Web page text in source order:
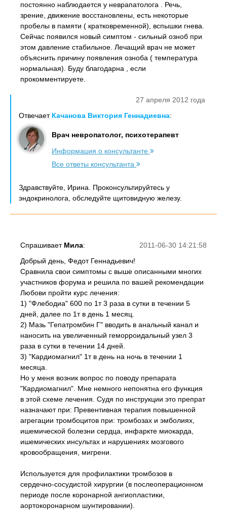
постоянно наблюдается у неврапатолога . Речь,
зрение, движение восстановлены, есть некоторые
пробелы в памяти ( кратковременной), вспышки гнева.
Сейчас появился новый симптом - сильный озноб при
этом давление стабильное. Лечащий врач не может
объяснить причину появления озноба ( температура
нормальная). Буду благодарна , если
прокомментируете.
27 апреля 2012 года
Отвечает Качанова Виктория Геннадиевна:
Врач невропатолог, психотерапевт
Информация о консультанте
Все ответы консультанта
Здравствуйте, Ирина. Проконсультируйтесь у
эндокринолога, обследуйте щитовидную железу.
2011-06-30 14:21:58
Спрашивает Мила:
Добрый день, Федот Геннадьевич!
Сравнила свои симптомы с выше описанными многих
участников форума и решила по вашей рекомендации
Любови пройти курс лечения:
1) "Флебодиа" 600 по 1т 3 раза в сутки в течении 5
дней, далее по 1т в день 1 месяц.
2) Мазь "Гепатромбин Г" вводить в анальный канал и
наносить на увеличенный геморроидальный узел 3
раза в сутки в течении 14 дней.
3) "Кардиомагнил" 1т в день на ночь в течении 1
месяца.
Но у меня возник вопрос по поводу препарата
"Кардиомагнил". Мне немного непонятна его функция
в этой схеме лечения. Судя по инструкции это препрат
назначают при: Превентивная терапия повышенной
агрегации тромбоцитов при: тромбозах и эмболиях,
ишемической болезни сердца, инфаркте миокарда,
ишемических инсультах и нарушениях мозгового
кровообращения, мигрени.
Используется для профилактики тромбозов в
сердечно-сосудистой хирургии (в послеоперационном
периоде после коронарной ангиопластики,
аортокоронарном шунтировании).